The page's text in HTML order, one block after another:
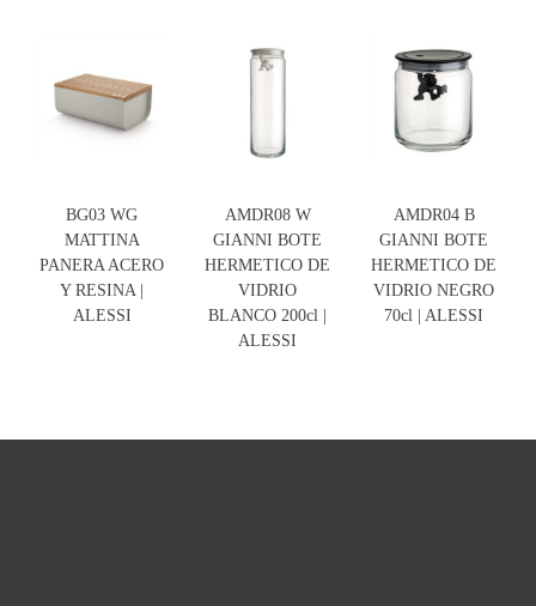
BG03 WG
MATTINA
PANERA ACERO
Y RESINA |
ALESSI
AMDR08 W
GIANNI BOTE
HERMETICO DE
VIDRIO
BLANCO 200cl |
ALESSI
AMDR04 B
GIANNI BOTE
HERMETICO DE
VIDRIO NEGRO
70cl | ALESSI